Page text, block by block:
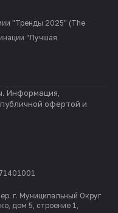
"Тренды 2025" (The
“Лучшая
Информация,
офертой и
г. Муниципальный Округ
дом 5, строение 1,